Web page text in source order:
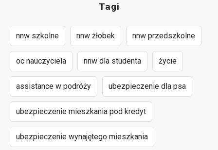
Tagi
nnw szkolne nnw żłobek nnw przedszkolne
oc nauczyciela nnw dla studenta życie
assistance w podróży ubezpieczenie dla psa
ubezpieczenie mieszkania pod kredyt
ubezpieczenie wynajętego mieszkania